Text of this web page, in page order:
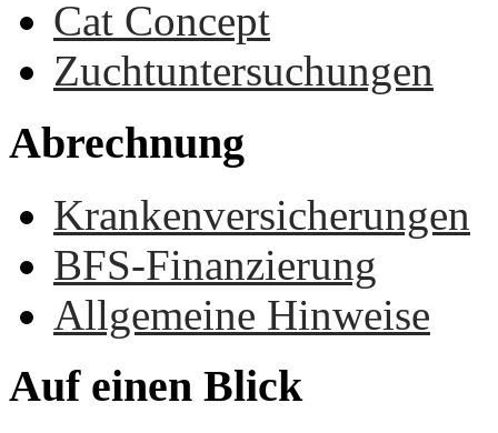
Cat Concept
Zuchtuntersuchungen
Abrechnung
Krankenversicherungen
BFS-Finanzierung
Allgemeine Hinweise
Auf einen Blick